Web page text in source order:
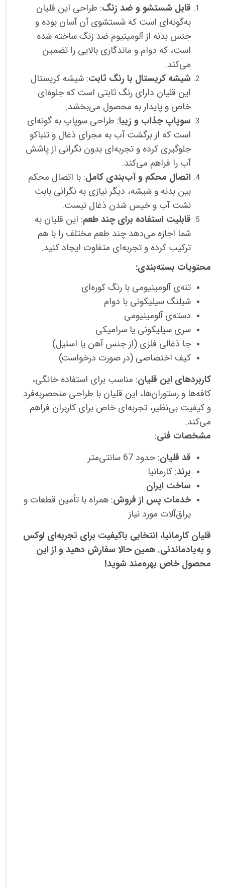
قابل شستشو و ضد زنگ: طراحی این قلیان
به‌گونه‌ای است که شستشوی آن آسان بوده و
جنس بدنه از آلومینیوم ضد زنگ ساخته شده
است، که دوام و ماندگاری بالایی را تضمین
می‌کند.
شیشه کریستال با رنگ ثابت: شیشه کریستال
این قلیان دارای رنگ ثابتی است که جلوه‌ای
خاص و پایدار به محصول می‌بخشد.
سوپاپ جذاب و زیبا: طراحی سوپاپ به گونه‌ای
است که از برگشت آب به مجرای ذغال و تنباکو
جلوگیری کرده و تجربه‌ای بدون نگرانی از پاشش
آب را فراهم می‌کند.
اتصال محکم و آب‌بندی کامل: با اتصال محکم
بین بدنه و شیشه، دیگر نیازی به نگرانی بابت
نشت آب و خیس شدن ذغال نیست.
قابلیت استفاده برای چند طعم: این قلیان به
شما اجازه می‌دهد چند طعم مختلف را با هم
ترکیب کرده و تجربه‌ای متفاوت ایجاد کنید.
محتویات بسته‌بندی:
تنه‌ی آلومینیومی با رنگ کوره‌ای
شیلنگ سیلیکونی با دوام
دسته‌ی آلومینیومی
سری سیلیکونی یا سرامیکی
جا ذغالی فلزی (از جنس آهن یا استیل)
کیف اختصاصی (در صورت درخواست)
کاربردهای این قلیان: مناسب برای استفاده خانگی،
کافه‌ها و رستوران‌ها، این قلیان با طراحی منحصربه‌فرد
و کیفیت بی‌نظیر، تجربه‌ای خاص برای کاربران فراهم
می‌کند.
مشخصات فنی:
قد قلیان: حدود 67 سانتی‌متر
برند: کارمانیا
ساخت ایران
خدمات پس از فروش: همراه با تأمین قطعات و
یراق‌آلات مورد نیاز
قلیان کارمانیا، انتخابی باکیفیت برای تجربه‌ای لوکس
و به‌یادماندنی. همین حالا سفارش دهید و از این
محصول خاص بهره‌مند شوید!